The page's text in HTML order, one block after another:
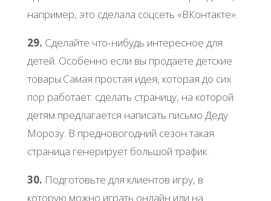
например, это сделала соцсеть «ВКонтакте».
29. Сделайте что-нибудь интересное для
детей. Особенно если вы продаете детские
товары.Самая простая идея, которая до сих
пор работает: сделать страницу, на которой
детям предлагается написать письмо Деду
Морозу. В предновогодний сезон такая
страница генерирует большой трафик.
30. Подготовьте для клиентов игру, в
которую можно играть онлайн или на